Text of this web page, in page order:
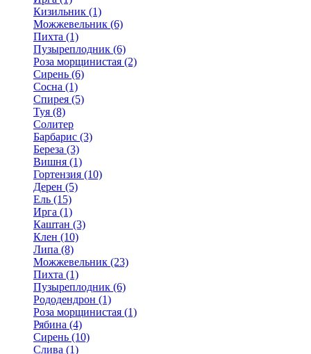
Кизильник (1)
Можжевельник (6)
Пихта (1)
Пузыреплодник (6)
Роза морщинистая (2)
Сирень (6)
Сосна (1)
Спирея (5)
Туя (8)
Солитер
Барбарис (3)
Береза (3)
Вишня (1)
Гортензия (10)
Дерен (5)
Ель (15)
Ирга (1)
Каштан (3)
Клен (10)
Липа (8)
Можжевельник (23)
Пихта (1)
Пузыреплодник (6)
Рододендрон (1)
Роза морщинистая (1)
Рябина (4)
Сирень (10)
Слива (1)